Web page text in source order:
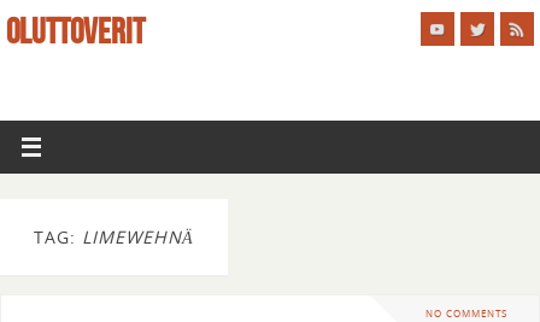
OLUTTOVERIT
TAG: LIMEWEHNÄ
NO COMMENTS